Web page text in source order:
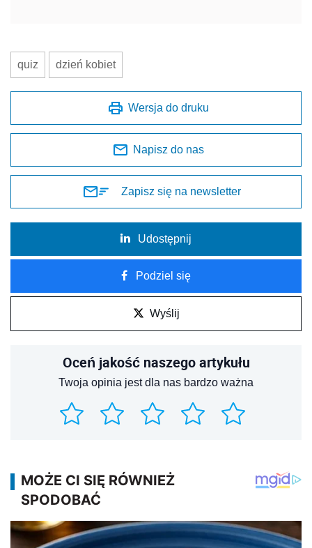
quiz dzień kobiet
Wersja do druku
Napisz do nas
Zapisz się na newsletter
Udostępnij
Podziel się
Wyślij
Oceń jakość naszego artykułu
Twoja opinia jest dla nas bardzo ważna